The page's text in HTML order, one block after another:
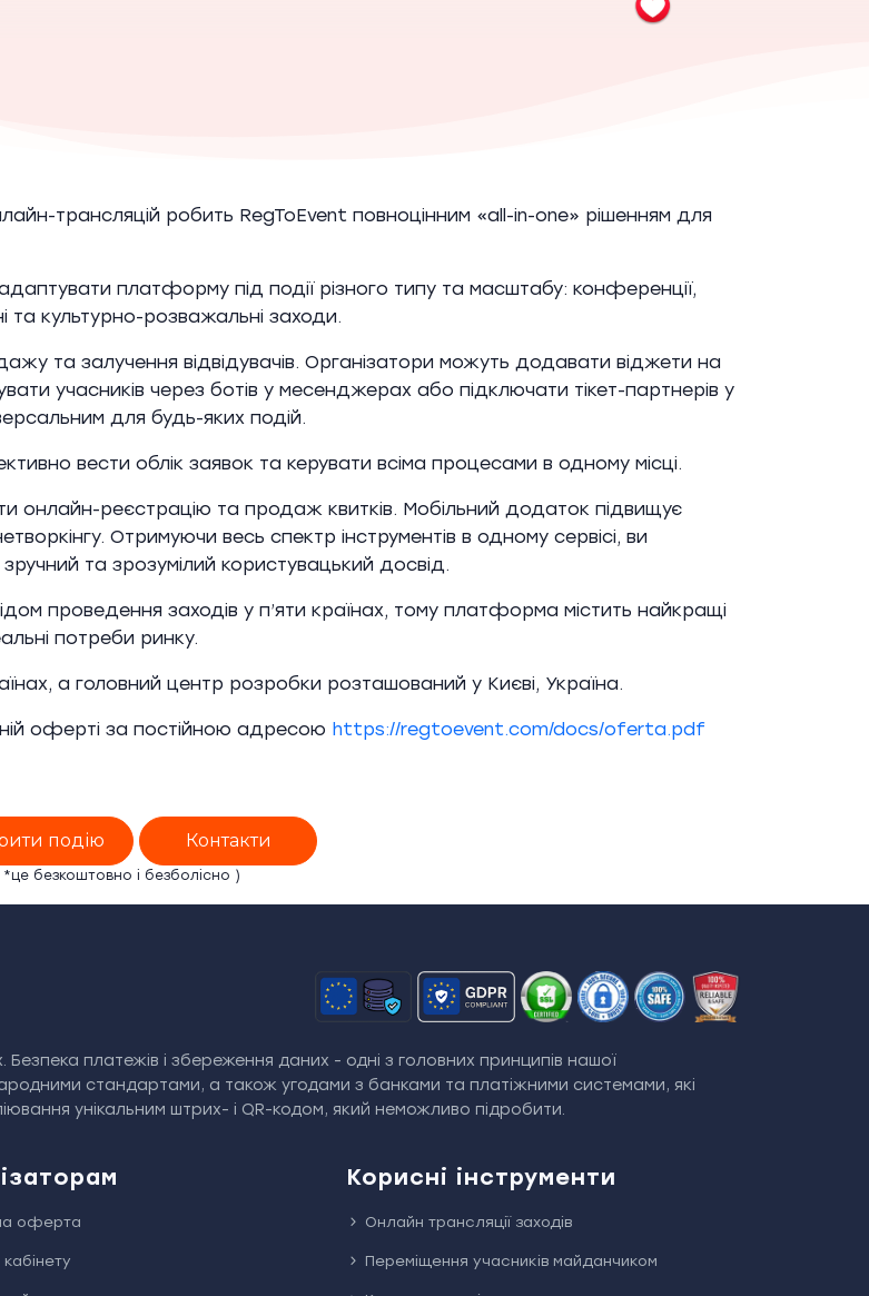
трансляцій робить RegToEvent повноцінним «all-in-one» рішенням для
платформу під події різного типу та масштабу: конференції,
та культурно-розважальні заходи.
та залучення відвідувачів. Організатори можуть додавати віджети на
учасників через ботів у месенджерах або підключати тікет-партнерів у
для будь-яких подій.
вести облік заявок та керувати всіма процесами в одному місці.
онлайн-реєстрацію та продаж квитків. Мобільний додаток підвищує
Отримуючи весь спектр інструментів в одному сервісі, ви
та зрозумілий користувацький досвід.
проведення заходів у п’яти країнах, тому платформа містить найкращі
потреби ринку.
а головний центр розробки розташований у Києві, Україна.
оферті за постійною адресою https://regtoevent.com/docs/oferta.pdf
подію Контакти
*це безкоштовно і безболісно )
платежів і збереження даних - одні з головних принципів нашої
стандартами, а також угодами з банками та платіжними системами, які
унікальним штрих- і QR-кодом, який неможливо підробити.
оферта
Корисні інструменти
Онлайн трансляції заходів
Переміщення учасників майданчиком